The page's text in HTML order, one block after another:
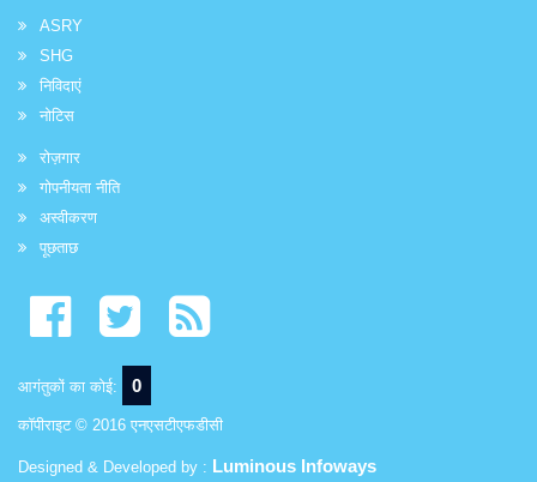
ASRY
SHG
निविदाएं
नोटिस
रोज़गार
गोपनीयता नीति
अस्वीकरण
पूछताछ
आगंतुकों का कोई: 0
कॉपीराइट © 2016 एनएसटीएफडीसी
Designed & Developed by : Luminous Infoways